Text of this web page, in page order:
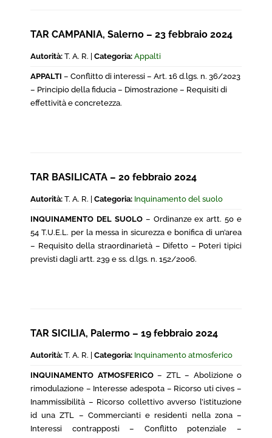
TAR CAMPANIA, Salerno – 23 febbraio 2024
Autorità: T. A. R. | Categoria: Appalti
APPALTI – Conflitto di interessi – Art. 16 d.lgs. n. 36/2023
– Principio della fiducia – Dimostrazione – Requisiti di
effettività e concretezza.
TAR BASILICATA – 20 febbraio 2024
Autorità: T. A. R. | Categoria: Inquinamento del suolo
INQUINAMENTO DEL SUOLO– Ordinanze ex artt. 50 e
54 T.U.E.L. per la messa in sicurezza e bonifica di un’area
– Requisito della straordinarietà – Difetto – Poteri tipici
previsti dagli artt. 239 e ss. d.lgs. n. 152/2006.
TAR SICILIA, Palermo – 19 febbraio 2024
Autorità: T. A. R. | Categoria: Inquinamento atmosferico
INQUINAMENTO ATMOSFERICO– ZTL – Abolizione o
rimodulazione – Interesse adespota – Ricorso uti cives –
Inammissibilità – Ricorso collettivo avverso l’istituzione
id una ZTL – Commercianti e residenti nella zona –
Interessi contrapposti – Conflitto potenziale –